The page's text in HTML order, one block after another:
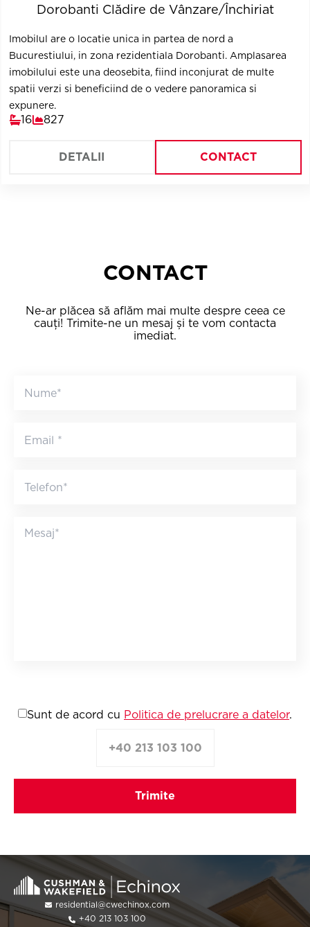
Dorobanti Clădire de Vânzare/Închiriat
Imobilul are o locatie unica in partea de nord a
Bucurestiului, in zona rezidentiala Dorobanti. Amplasarea
imobilului este una deosebita, fiind inconjurat de multe
spatii verzi si beneficiind de o vedere panoramica si
expunere.
16 827
DETALII CONTACT
CONTACT
Ne-ar plăcea să aflăm mai multe despre ceea ce
cauți! Trimite-ne un mesaj și te vom contacta
imediat.
Sunt de acord cu Politica de prelucrare a datelor.
+40 213 103 100
residential@cwechinox.com
+40 213 103 100